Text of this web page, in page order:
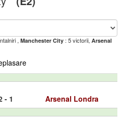
, Manchester City : 5 victorii, Arsenal
- 1 Arsenal Londra